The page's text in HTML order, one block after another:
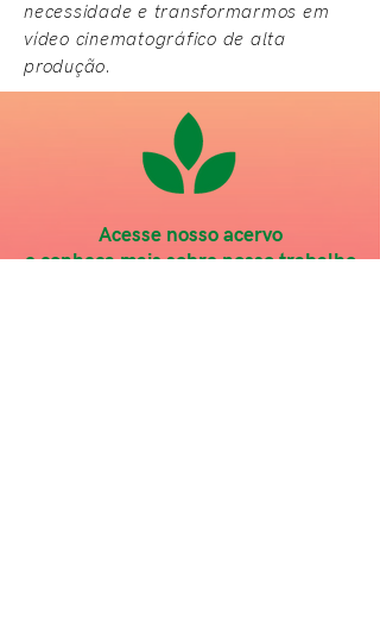
necessidade e transformarmos em
vídeo cinematográfico de alta
produção.
Acesse nosso acervo
e conheça mais sobre nosso trabalho